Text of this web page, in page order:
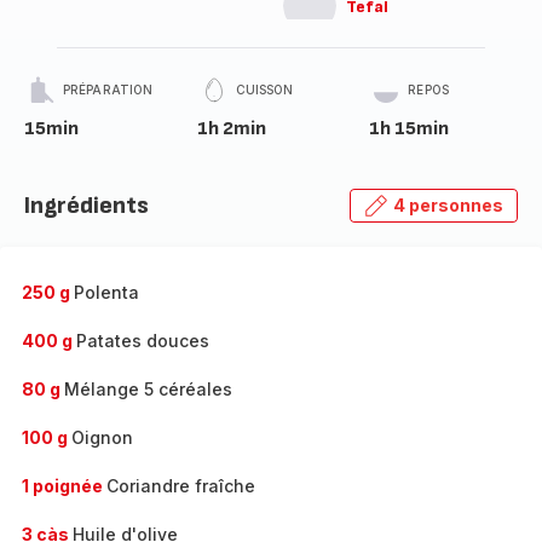
Tefal
PRÉPARATION
15min
CUISSON
1h 2min
REPOS
1h 15min
Ingrédients 4 personnes
250 g Polenta
400 g Patates douces
80 g Mélange 5 céréales
100 g Oignon
1 poignée Coriandre fraîche
3 càs Huile d'olive